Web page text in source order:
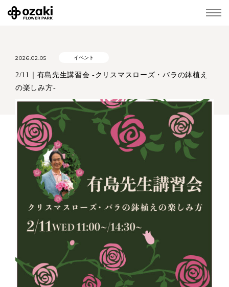
2026.02.05 イベント
2/11｜有島先生講習会 -クリスマスローズ・バラの鉢植え
の楽しみ方-